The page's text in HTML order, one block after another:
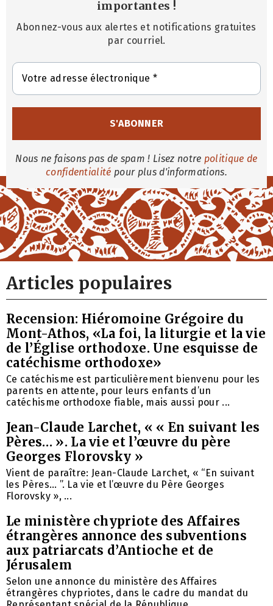
importantes !
Abonnez-vous aux alertes et notifications gratuites
par courriel.
Nous ne faisons pas de spam ! Lisez notre politique de
confidentialité pour plus d'informations.
Articles populaires
Recension: Hiéromoine Grégoire du
Mont-Athos, «La foi, la liturgie et la vie
de l’Église orthodoxe. Une esquisse de
catéchisme orthodoxe»
Ce catéchisme est particulièrement bienvenu pour les
parents en attente, pour leurs enfants d’un
catéchisme orthodoxe fiable, mais aussi pour ...
Jean-Claude Larchet, « « En suivant les
Pères… ». La vie et l’œuvre du père
Georges Florovsky »
Vient de paraître: Jean-Claude Larchet, « “En suivant
les Pères… ”. La vie et l’œuvre du Père Georges
Florovsky », ...
Le ministère chypriote des Affaires
étrangères annonce des subventions
aux patriarcats d’Antioche et de
Jérusalem
Selon une annonce du ministère des Affaires
étrangères chypriotes, dans le cadre du mandat du